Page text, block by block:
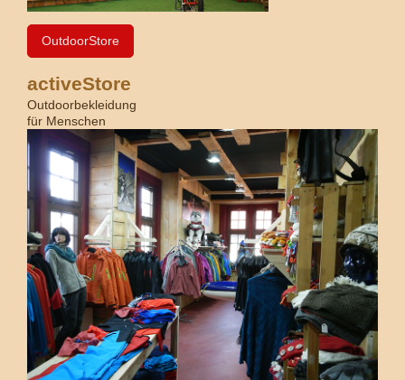
OutdoorStore
activeStore
Outdoorbekleidung
für Menschen